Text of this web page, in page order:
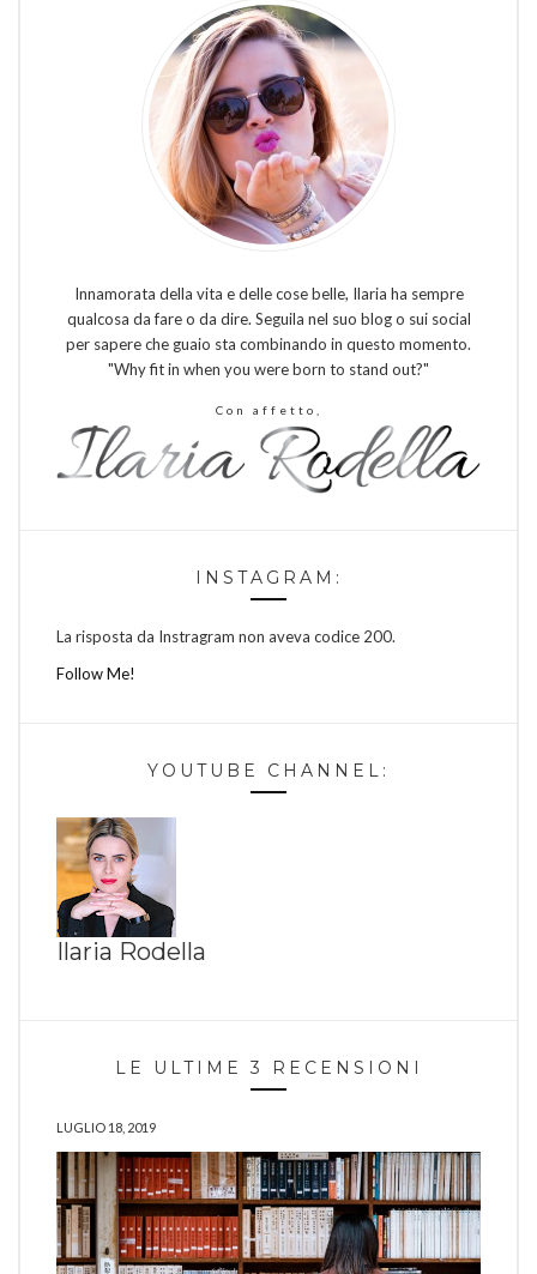
Innamorata della vita e delle cose belle, Ilaria ha sempre
qualcosa da fare o da dire. Seguila nel suo blog o sui social
per sapere che guaio sta combinando in questo momento.
"Why fit in when you were born to stand out?"
Con affetto,
INSTAGRAM:
La risposta da Instragram non aveva codice 200.
Follow Me!
YOUTUBE CHANNEL:
Ilaria Rodella
LE ULTIME 3 RECENSIONI
LUGLIO 18, 2019